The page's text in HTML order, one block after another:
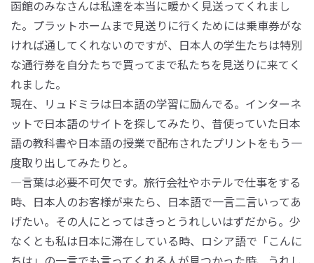
函館のみなさんは私達を本当に暖かく見送ってくれまし
た。プラットホームまで見送りに行くためには乗車券がな
ければ通してくれないのですが、日本人の学生たちは特別
な通行券を自分たちで買ってまで私たちを見送りに来てく
れました。
現在、リュドミラは日本語の学習に励んでる。インターネ
ットで日本語のサイトを探してみたり、昔使っていた日本
語の教科書や日本語の授業で配布されたプリントをもう一
度取り出してみたりと。
―言葉は必要不可欠です。旅行会社やホテルで仕事をする
時、日本人のお客様が来たら、日本語で一言二言いってあ
げたい。その人にとってはきっとうれしいはずだから。少
なくとも私は日本に滞在している時、ロシア語で「こんに